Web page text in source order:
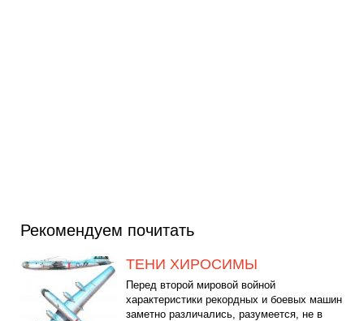
Рекомендуем почитать
ТЕНИ ХИРОСИМЫ
Перед второй мировой войной
характеристики рекордных и боевых машин
заметно различались, разумеется, не в